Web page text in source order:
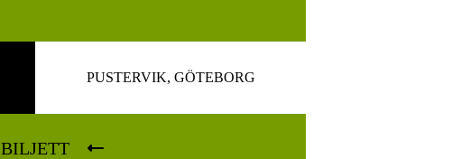
PUSTERVIK, GÖTEBORG
BILJETT